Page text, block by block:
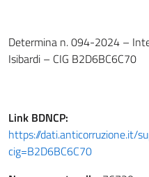
Determina n. 094-2024 –
Isibardi – CIG B2D6BC6C70
Link BDNCP:
https://dati.anticorruzione.it/
cig=B2D6BC6C70